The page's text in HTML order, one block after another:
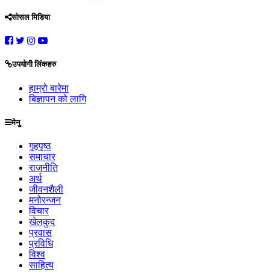
सोसल मिडिया
उपयोगी लिंकहरु
हाम्रो बारेमा
बिज्ञापन को लागि
मेनु
गृहपृष्ठ
समाचार
राजनीति
अर्थ
जीवनशैली
मनोरन्जन
विचार
खेलकुद
प्रवास
प्रविधि
विश्व
साहित्य